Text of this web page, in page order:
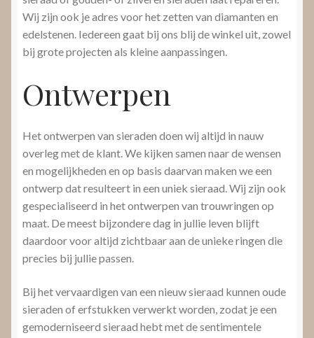
Wij zijn ook je adres voor het zetten van diamanten en
edelstenen. Iedereen gaat bij ons blij de winkel uit, zowel
bij grote projecten als kleine aanpassingen.
Ontwerpen
Het ontwerpen van sieraden doen wij altijd in nauw
overleg met de klant. We kijken samen naar de wensen
en mogelijkheden en op basis daarvan maken we een
ontwerp dat resulteert in een uniek sieraad. Wij zijn ook
gespecialiseerd in het ontwerpen van trouwringen op
maat. De meest bijzondere dag in jullie leven blijft
daardoor voor altijd zichtbaar aan de unieke ringen die
precies bij jullie passen.
Bij het vervaardigen van een nieuw sieraad kunnen oude
sieraden of erfstukken verwerkt worden, zodat je een
gemoderniseerd sieraad hebt met de sentimentele